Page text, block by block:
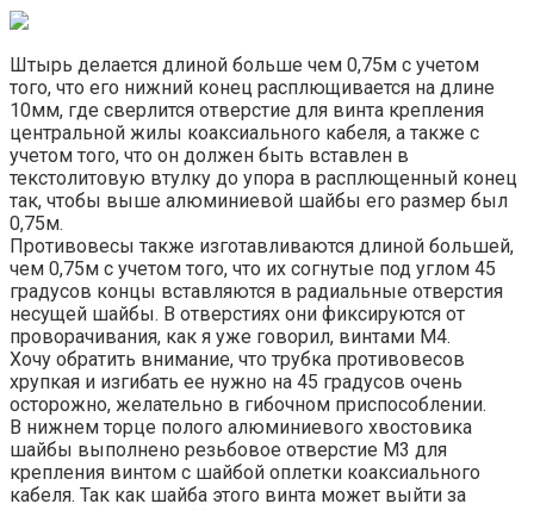
Штырь делается длиной больше чем 0,75м с учетом
того, что его нижний конец расплющивается на длине
10мм, где сверлится отверстие для винта крепления
центральной жилы коаксиального кабеля, а также с
учетом того, что он должен быть вставлен в
текстолитовую втулку до упора в расплющенный конец
так, чтобы выше алюминиевой шайбы его размер был
0,75м.
Противовесы также изготавливаются длиной большей,
чем 0,75м с учетом того, что их согнутые под углом 45
градусов концы вставляются в радиальные отверстия
несущей шайбы. В отверстиях они фиксируются от
проворачивания, как я уже говорил, винтами М4.
Хочу обратить внимание, что трубка противовесов
хрупкая и изгибать ее нужно на 45 градусов очень
осторожно, желательно в гибочном приспособлении.
В нижнем торце полого алюминиевого хвостовика
шайбы выполнено резьбовое отверстие М3 для
крепления винтом с шайбой оплетки коаксиального
кабеля. Так как шайба этого винта может выйти за